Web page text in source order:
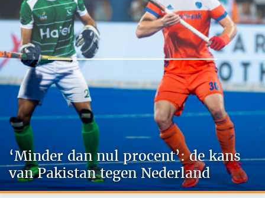
‘Minder dan nul procent’: de kans
van Pakistan tegen Nederland